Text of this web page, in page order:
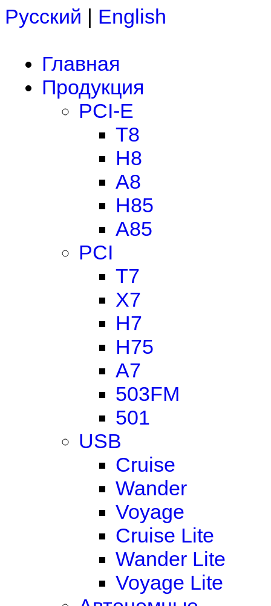
Русский | English
Главная
Продукция
PCI-E
T8
H8
A8
H85
A85
PCI
T7
X7
H7
H75
A7
503FM
501
USB
Cruise
Wander
Voyage
Cruise Lite
Wander Lite
Voyage Lite